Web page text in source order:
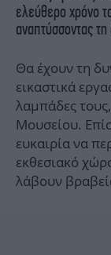
ελεύθερο χρόνο
αναπτύσσοντας τη
Θα έχουν τη
εικαστικά
λαμπάδες
Μουσείου.
ευκαιρία να
εκθεσιακό
λάβουν